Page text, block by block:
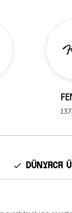
Dünyaca
prestijli